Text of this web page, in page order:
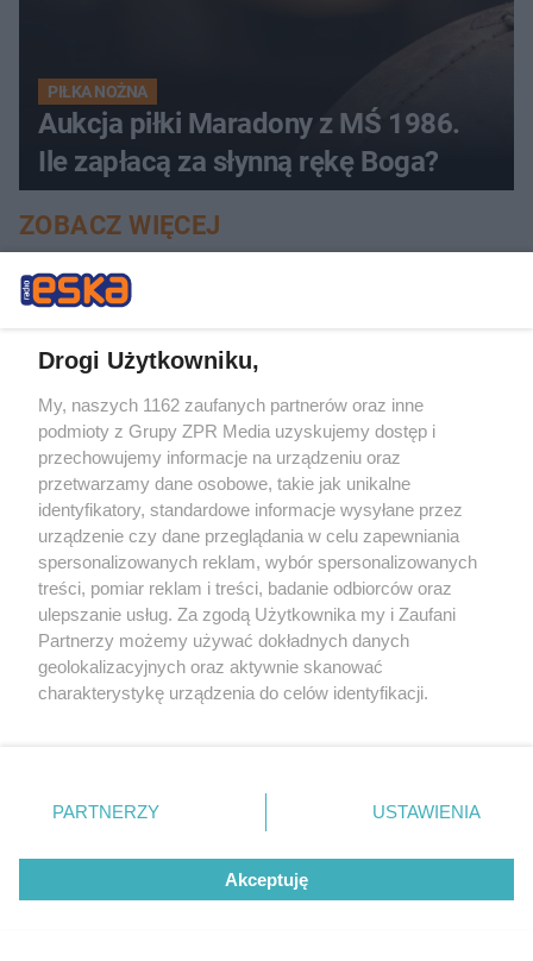
PIŁKA NOŻNA
Aukcja piłki Maradony z MŚ 1986.
Ile zapłacą za słynną rękę Boga?
ZOBACZ WIĘCEJ
Drogi Użytkowniku,
My, naszych 1162 zaufanych partnerów oraz inne
podmioty z Grupy ZPR Media uzyskujemy dostęp i
przechowujemy informacje na urządzeniu oraz
przetwarzamy dane osobowe, takie jak unikalne
identyfikatory, standardowe informacje wysyłane przez
urządzenie czy dane przeglądania w celu zapewniania
spersonalizowanych reklam, wybór spersonalizowanych
treści, pomiar reklam i treści, badanie odbiorców oraz
ulepszanie usług. Za zgodą Użytkownika my i Zaufani
Partnerzy możemy używać dokładnych danych
geolokalizacyjnych oraz aktywnie skanować
charakterystykę urządzenia do celów identyfikacji.
zmienić/wycofać klikając przycisk ustawień prywatności
znajdujący się w lewym dolnym rogu strony
rodzaje przetwarzania danych nie wymagają zgody
użytkownika, ale masz prawo sprzeciwić się takiemu
przetwarzaniu. Preferencje będą miały zastosowanie tylko
PARTNERZY USTAWIENIA
Akceptuję